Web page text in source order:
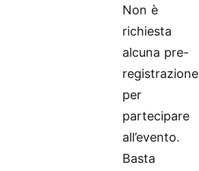
Non è
richiesta
alcuna pre-
registrazione
per
partecipare
all’evento.
Basta